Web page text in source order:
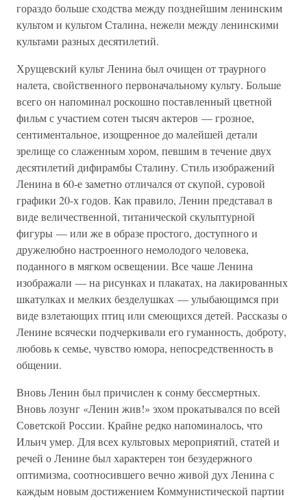
гораздо больше сходства между позднейшим ленинским
культом и культом Сталина, нежели между ленинскими
культами разных десятилетий.
Хрущевский культ Ленина был очищен от траурного
налета, свойственного первоначальному культу. Больше
всего он напоминал роскошно поставленный цветной
фильм с участием сотен тысяч актеров — грозное,
сентиментальное, изощренное до малейшей детали
зрелище со слаженным хором, певшим в течение двух
десятилетий дифирамбы Сталину. Стиль изображений
Ленина в 60-е заметно отличался от скупой, суровой
графики 20-х годов. Как правило, Ленин представал в
виде величественной, титанической скульптурной
фигуры — или же в образе простого, доступного и
дружелюбно настроенного немолодого человека,
поданного в мягком освещении. Все чаше Ленина
изображали — на рисунках и плакатах, на лакированных
шкатулках и мелких безделушках — улыбающимся при
виде взлетающих птиц или смеющихся детей. Рассказы о
Ленине всячески подчеркивали его гуманность, доброту,
любовь к семье, чувство юмора, непосредственность в
общении.
Вновь Ленин был причислен к сонму бессмертных.
Вновь лозунг «Ленин жив!» эхом прокатывался по всей
Советской России. Крайне редко напоминалось, что
Ильич умер. Для всех культовых мероприятий, статей и
речей о Ленине был характерен тон безудержного
оптимизма, соотносившего вечно живой дух Ленина с
каждым новым достижением Коммунистической партии